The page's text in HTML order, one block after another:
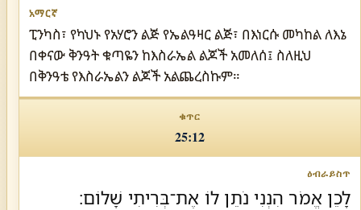
ፒንካስ፣ የካህኑ የአሃሮን ልጅ የኤልዓዛር ልጅ፣ በእነርሱ መካከል ለእኔ
በቀናው ቅንዓት ቁጣዬን ከእስራኤል ልጆች አመለሰ፤ ስለዚህ
በቅንዓቴ የእስራኤልን ልጆች አልጨረስኩም።
25:12
לָכֵן אֱמֹר הִנְנִי נֹתֵן לוֹ אֶת־בְּרִיתִי שָׁלוֹם׃